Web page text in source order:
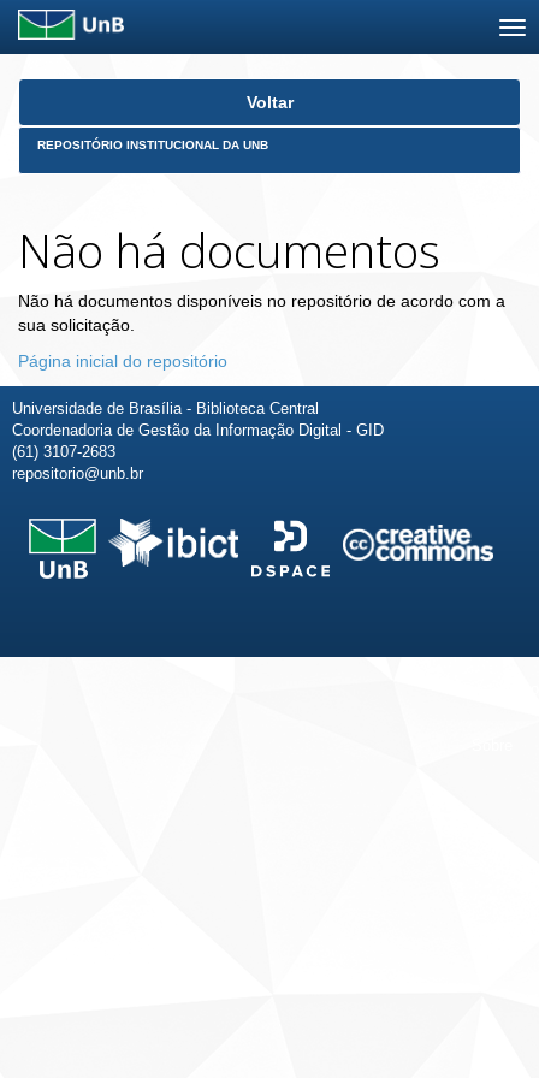
Skip
Voltar
REPOSITÓRIO INSTITUCIONAL DA UNB
Não há documentos
Não há documentos disponíveis no repositório de acordo com a
sua solicitação.
Página inicial do repositório
Universidade de Brasília - Biblioteca Central
Coordenadoria de Gestão da Informação Digital - GID
(61) 3107-2683
repositorio@unb.br